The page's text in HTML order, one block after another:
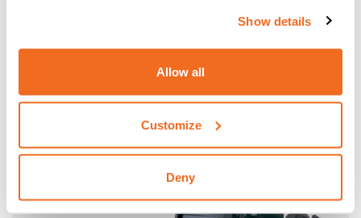
Show details
Allow all
Customize
Deny